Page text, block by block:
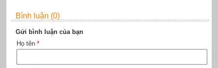
Bình luận (0)
Gửi bình luận của bạn
Họ tên *